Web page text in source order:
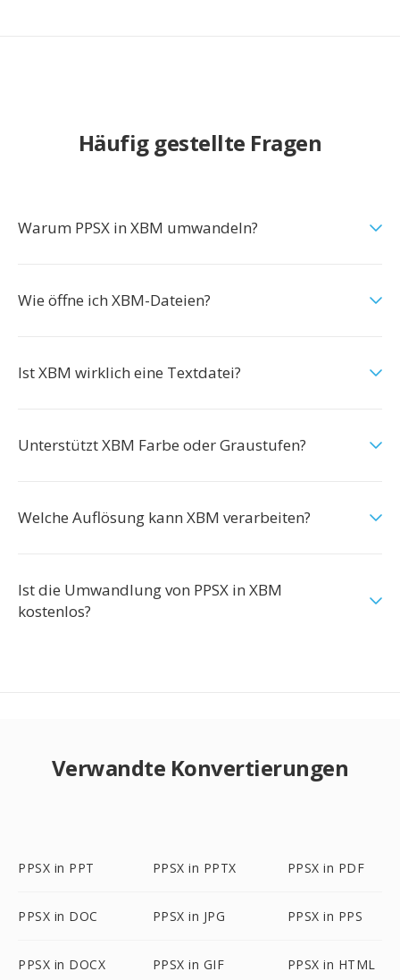
Häufig gestellte Fragen
Warum PPSX in XBM umwandeln?
Wie öffne ich XBM-Dateien?
Ist XBM wirklich eine Textdatei?
Unterstützt XBM Farbe oder Graustufen?
Welche Auflösung kann XBM verarbeiten?
Ist die Umwandlung von PPSX in XBM
kostenlos?
Verwandte Konvertierungen
PPSX in PPT PPSX in PPTX PPSX in PDF
PPSX in DOC PPSX in JPG PPSX in PPS
PPSX in DOCX PPSX in GIF PPSX in HTML